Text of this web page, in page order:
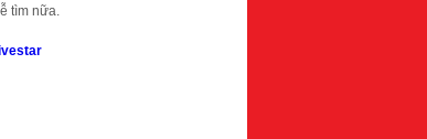
tìm nữa.